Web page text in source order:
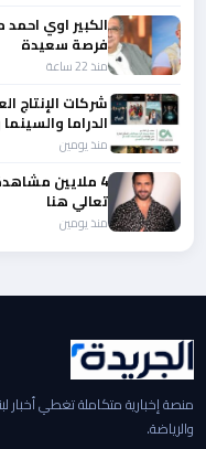
الكبير اوي
فرصة سعيدة
منذ 22 ساعة
شركات الإنتاج
الدراما
منذ يومين
4 ملايين
تعالي هنا
منذ يومين
منصة إخبارية متكاملة تغطي أخبار
والرياضة.